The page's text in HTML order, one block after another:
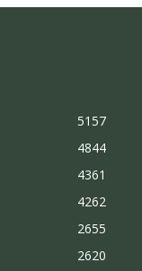
5157
4844
4361
4262
2655
2620